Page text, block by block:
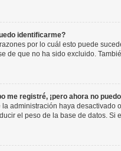
identificarme?
por lo cuál esto puede
de que no ha sido excluido.
me registré, ¡pero ahora no
la administración haya desactivado
el peso de la base de datos. Si